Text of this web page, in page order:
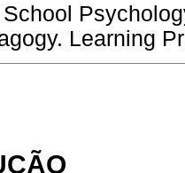
School
Learning